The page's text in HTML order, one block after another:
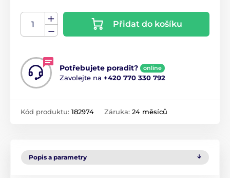
Přidat do košíku
Potřebujete poradit? online
Zavolejte na +420 770 330 792
Kód produktu: 182974 Záruka: 24 měsíců
Popis a parametry